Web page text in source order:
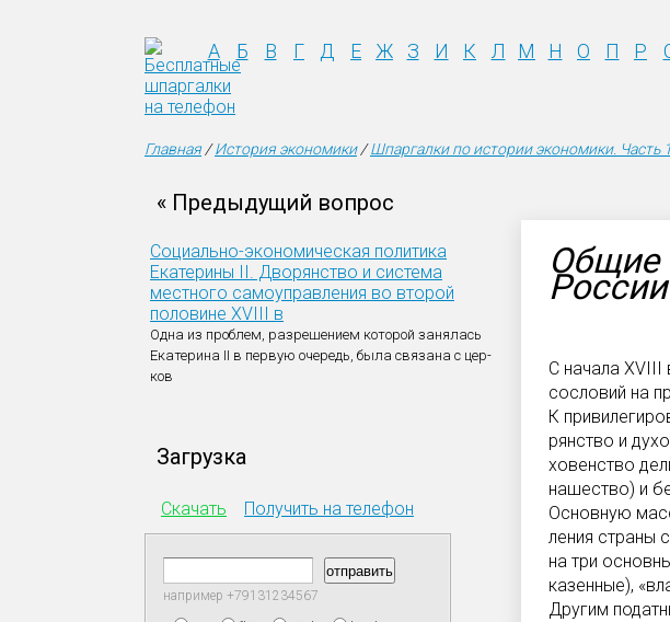
А Б В Г Д Е Ж З И К Л М Н О П Р
Главная/История экономики/Шпаргалки по истории экономики. Часть
« Предыдущий вопрос
Социально-экономическая политика
Екатерины II. Дворянство и система
местного самоуправления во второй
половине XVIII в
Одна из проблем, разрешением которой занялась
Екатерина II в первую очередь, была связана с цер-
ков
Загрузка
Скачать Получить на телефон
например +79131234567
Общие
С начала XVIII
сословий на
К
рянство и
ховенство
нашество) и
Основную
ления страны
на три
казенные),
Другим